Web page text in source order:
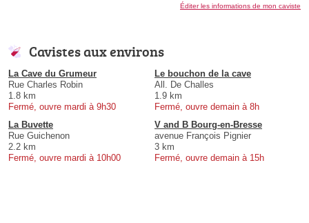
Éditer les informations de mon caviste
Cavistes aux environs
La Cave du Grumeur
Rue Charles Robin
1.8 km
Fermé, ouvre mardi à 9h30
Le bouchon de la cave
All. De Challes
1.9 km
Fermé, ouvre demain à 8h
La Buvette
Rue Guichenon
2.2 km
Fermé, ouvre mardi à 10h00
V and B Bourg-en-Bresse
avenue François Pignier
3 km
Fermé, ouvre demain à 15h